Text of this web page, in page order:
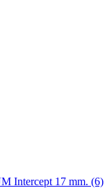
Intercept 17 mm. (6)